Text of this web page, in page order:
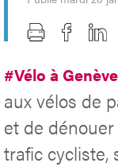
#Vélo à Genève
aux vélos de
et de
trafic cycliste,